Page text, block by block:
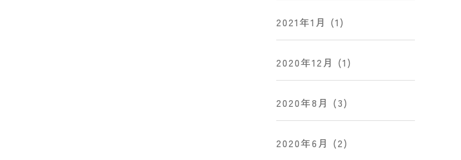
2021年1月 (1)
2020年12月 (1)
2020年8月 (3)
2020年6月 (2)